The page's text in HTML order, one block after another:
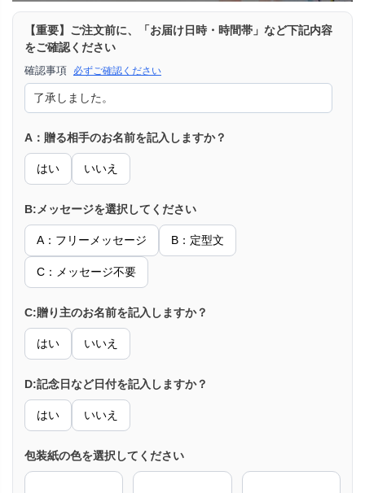
【重要】ご注文前に、「お届け日時・時間帯」など下記内容
をご確認ください
確認事項 必ずご確認ください
A：贈る相手のお名前を記入しますか？
はい いいえ
B:メッセージを選択してください
A：フリーメッセージ B：定型文
C：メッセージ不要
C:贈り主のお名前を記入しますか？
はい いいえ
D:記念日など日付を記入しますか？
はい いいえ
包装紙の色を選択してください